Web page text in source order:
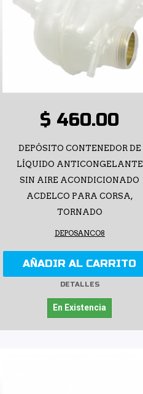
$ 460.00
DEPÓSITO CONTENEDOR DE
LÍQUIDO ANTICONGELANTE
SIN AIRE ACONDICIONADO
ACDELCO PARA CORSA,
TORNADO
DEPOSANCO8
AÑADIR AL CARRITO
DETALLES
En Existencia